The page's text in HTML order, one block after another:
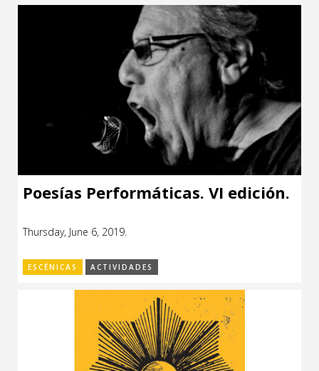
Poesías Performáticas. VI edición.
Thursday, June 6, 2019.
ESCÉNICAS ACTIVIDADES